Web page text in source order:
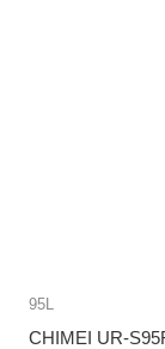
95L
CHIMEI UR-